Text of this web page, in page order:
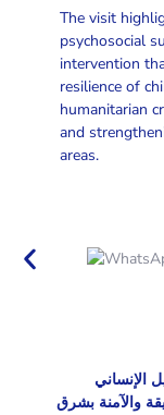
The visit
psychosocial
intervention
resilience of
humanitarian
and
areas.
الإنساني
والآمنة بشرق